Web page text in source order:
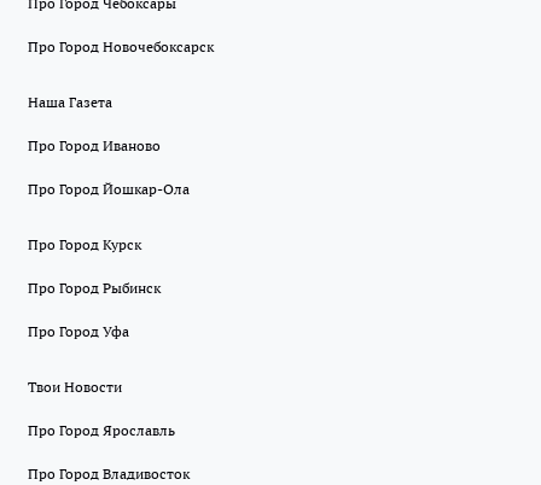
Про Город Новочебоксарск
Наша Газета
Про Город Иваново
Про Город Йошкар-Ола
Про Город Курск
Про Город Рыбинск
Про Город Уфа
Твои Новости
Про Город Ярославль
Про Город Владивосток